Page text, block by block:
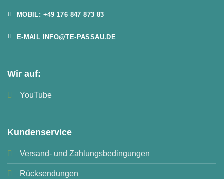
MOBIL: +49 176 847 873 83
E-MAIL INFO@TE-PASSAU.DE
Wir auf:
YouTube
Kundenservice
Versand- und Zahlungsbedingungen
Rücksendungen